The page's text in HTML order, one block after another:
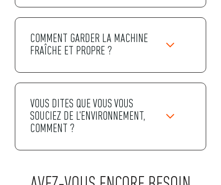
COMMENT GARDER LA MACHINE
FRAÎCHE ET PROPRE ?
VOUS DITES QUE VOUS VOUS
SOUCIEZ DE L'ENVIRONNEMENT,
COMMENT ?